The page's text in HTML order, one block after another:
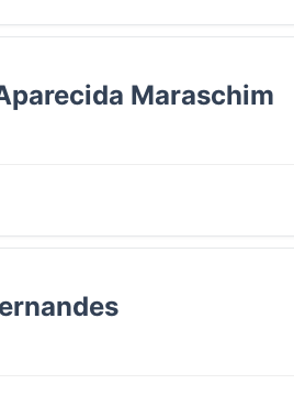
Maraschim